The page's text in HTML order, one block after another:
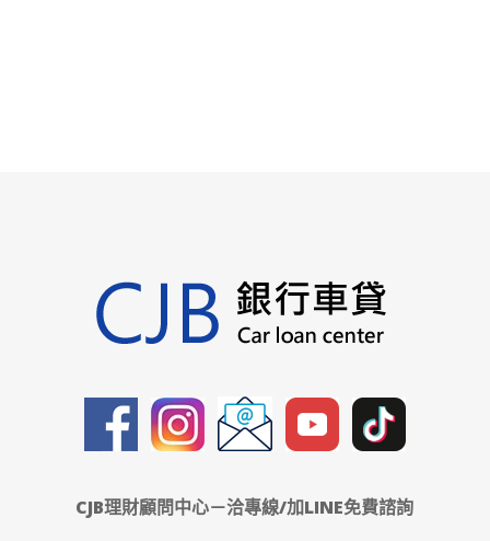
CJB理財顧問中心－洽專線/加LINE免費諮詢